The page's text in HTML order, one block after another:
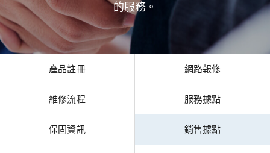
的服務。
產品註冊 網路報修
維修流程 服務據點
保固資訊 銷售據點